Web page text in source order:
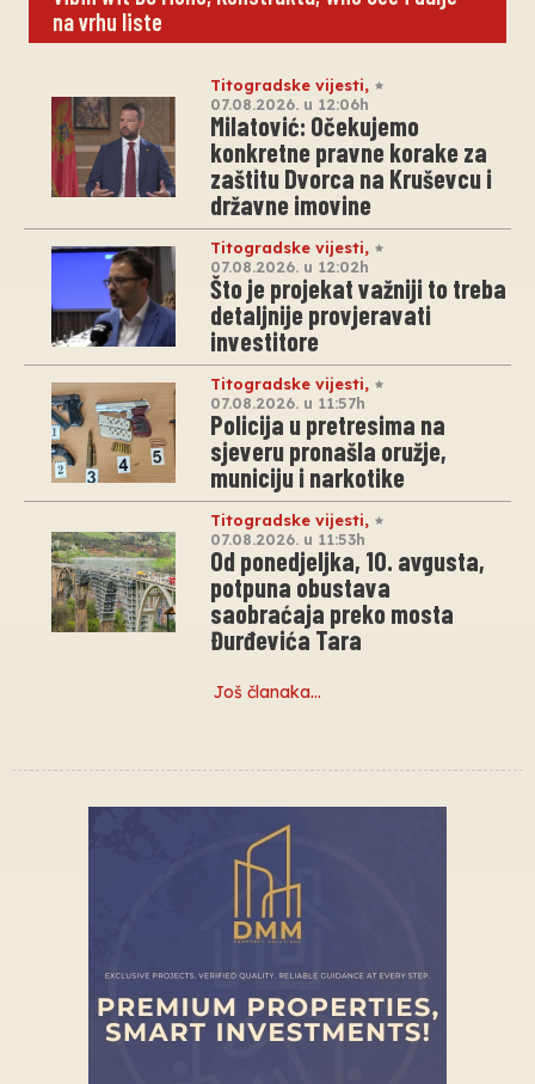
na vrhu liste
Titogradske vijesti,
07.08.2026. u 12:06h
Milatović: Očekujemo
konkretne pravne korake za
zaštitu Dvorca na Kruševcu i
državne imovine
Titogradske vijesti,
07.08.2026. u 12:02h
Što je projekat važniji to treba
detaljnije provjeravati
investitore
Titogradske vijesti,
07.08.2026. u 11:57h
Policija u pretresima na
sjeveru pronašla oružje,
municiju i narkotike
Titogradske vijesti,
07.08.2026. u 11:53h
Od ponedjeljka, 10. avgusta,
potpuna obustava
saobraćaja preko mosta
Đurđevića Tara
Još članaka…